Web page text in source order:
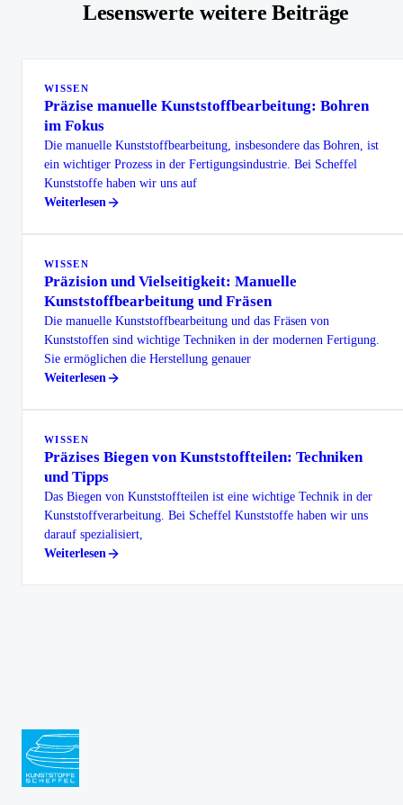
Lesenswerte weitere Beiträge
WISSEN
Präzise manuelle Kunststoffbearbeitung: Bohren
im Fokus
Die manuelle Kunststoffbearbeitung, insbesondere das Bohren, ist
ein wichtiger Prozess in der Fertigungsindustrie. Bei Scheffel
Kunststoffe haben wir uns auf
Weiterlesen
WISSEN
Präzision und Vielseitigkeit: Manuelle
Kunststoffbearbeitung und Fräsen
Die manuelle Kunststoffbearbeitung und das Fräsen von
Kunststoffen sind wichtige Techniken in der modernen Fertigung.
Sie ermöglichen die Herstellung genauer
Weiterlesen
WISSEN
Präzises Biegen von Kunststoffteilen: Techniken
und Tipps
Das Biegen von Kunststoffteilen ist eine wichtige Technik in der
Kunststoffverarbeitung. Bei Scheffel Kunststoffe haben wir uns
darauf spezialisiert,
Weiterlesen